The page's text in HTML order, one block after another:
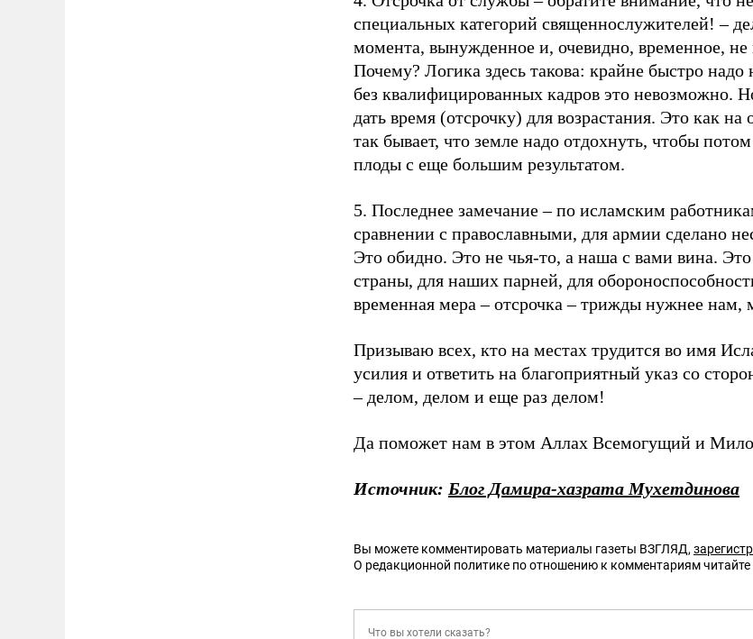
специальных категорий священнослужителей! –
момента, вынужденное и, очевидно, временное, не
Почему? Логика здесь такова: крайне быстро надо
без квалифицированных кадров это невозможно.
дать время (отсрочку) для возрастания. Это как на
так бывает, что земле надо отдохнуть, чтобы
плоды с еще большим результатом.
5. Последнее замечание – по исламским
сравнении с православными, для армии сделано
Это обидно. Это не чья-то, а наша с вами вина.
страны, для наших парней, для
временная мера – отсрочка – трижды нужнее нам,
Призываю всех, кто на местах трудится во имя
усилия и ответить на благоприятный указ со
– делом, делом и еще раз делом!
Да поможет нам в этом Аллах Всемогущий и
Источник: Блог Дамира-хазрата Мухетдинова
Вы можете комментировать материалы газеты ВЗГЛЯД,
О редакционной политике по отношению к комментариям читайте